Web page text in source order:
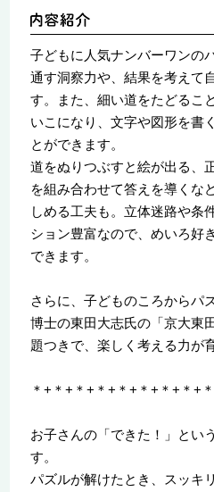
子どもに人気ナンバーワンの
通す洞察力や、結果を考えて
す。また、細い道をたどるこ
いこになり、文字や図形を書
とができます。
道をぬりつぶすと絵が出る、
を組み合わせて答えを導くな
しめる工夫も。立体迷路や条
ション豊富なので、めいろ好
できます。
さらに、子どものころからパ
博士の東田大志氏の「京大東
題つきで、楽しく考える力が
＊+＊+＊+＊+＊+＊+＊+＊+
お子さんの「できた！」とい
す。
パズルが解けたとき、スッキ